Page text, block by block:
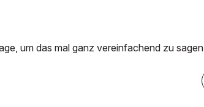
um das mal ganz vereinfachend zu sagen